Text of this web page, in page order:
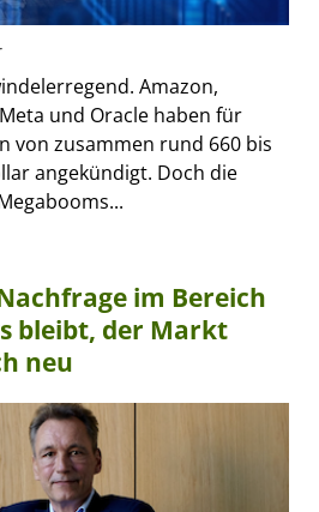
Amazon,
und Oracle haben für
von zusammen rund 660 bis
angekündigt. Doch die
im Bereich
bleibt, der Markt
neu